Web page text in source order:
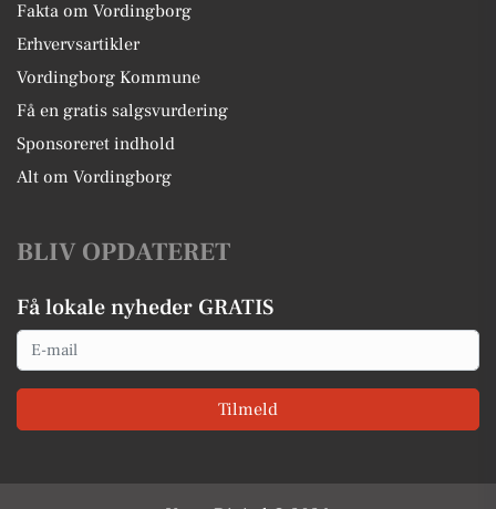
Fakta om Vordingborg
Erhvervsartikler
Vordingborg Kommune
Få en gratis salgsvurdering
Sponsoreret indhold
Alt om Vordingborg
BLIV OPDATERET
Få lokale nyheder GRATIS
Email
Tilmeld